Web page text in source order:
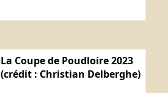
La Coupe de Poudloire 2023
(crédit : Christian Delberghe)